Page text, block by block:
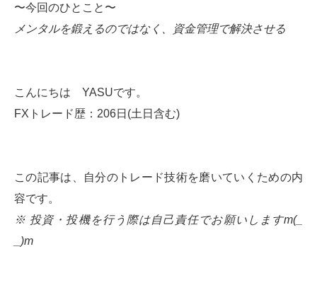
〜今回のひとこと〜
メンタルを鍛えるのではなく、資金管理で解決させる
こんにちは YASUです。
FXトレード歴：206日(土日含む)
この記事は、自分のトレード技術を磨いていくための内
容です。
※ 投資・投機を行う際は自己責任でお願いしますm(_
_)m